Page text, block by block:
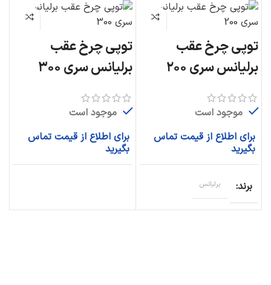
توپی چرخ عقب
برلیانس سری ۲۰۰
موجود است
برای اطلاع از قیمت تماس
بگیرید
برند برلیانس
توپی چرخ عقب
برلیانس سری ۳۰۰
موجود است
برای اطلاع از قیمت تماس
بگیرید